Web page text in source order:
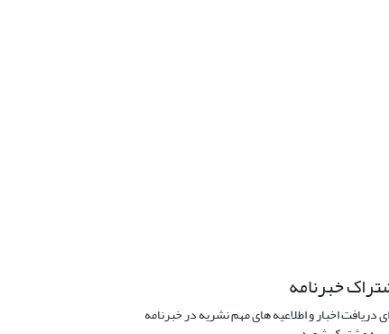
خبرنامه
دریافت اخبار و اطلاعیه های مهم نشریه در خبرنامه